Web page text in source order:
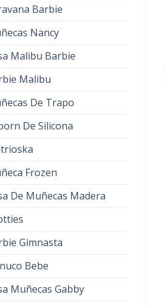
Barbie
Nancy
Malibu Barbie
Malibu
De Trapo
De Silicona
Frozen
De Muñecas Madera
Gimnasta
Bebe
Muñecas Gabby